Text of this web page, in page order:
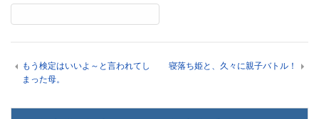
もう検定はいいよ～と言われてし
まった母。
寝落ち姫と、久々に親子バトル！